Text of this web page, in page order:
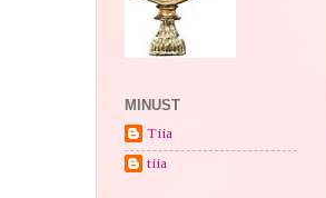
MINUST
Tiia
tiia